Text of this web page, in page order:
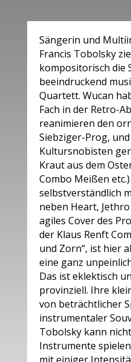
Sängerin und
Francis Tobolsky
kompositorisch die
beeindruckend
Quartett. Wucan
Fach in der Retro-
reanimieren den
Siebziger-Prog,
Kultursnobisten
Kraut aus dem
Combo Meißen
selbstverständlich
neben Heart,
agiles Cover des
der Klaus Renft
und Zorn“, ist hier
eine ganz
Das ist eklektisch
provinziell. Ihre
von beträchtlicher
instrumentaler
Tobolsky kann
Instrumente